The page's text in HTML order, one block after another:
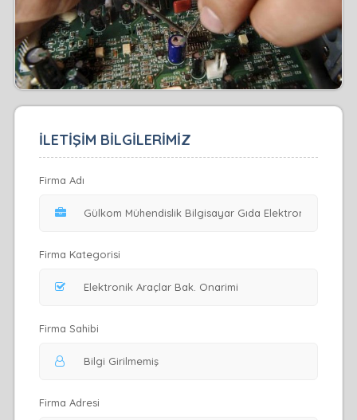
İLETİŞİM BİLGİLERİMİZ
Firma Adı
Firma Kategorisi
Firma Sahibi
Firma Adresi